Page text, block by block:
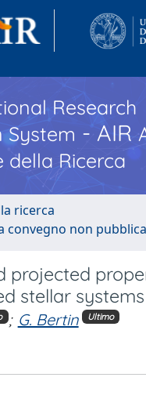
Research
System - AIR
della Ricerca
ricerca
convegno non
projected
stellar systems
; G. Bertin Ultimo